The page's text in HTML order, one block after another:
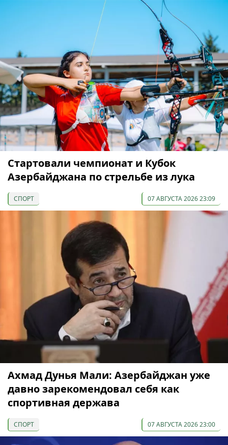
Cтартовали чемпионат и Кубок
Азербайджана по стрельбе из лука
СПОРТ 07 АВГУСТА 2026 23:09
Ахмад Дунья Мали: Азербайджан уже
давно зарекомендовал себя как
спортивная держава
СПОРТ 07 АВГУСТА 2026 23:00